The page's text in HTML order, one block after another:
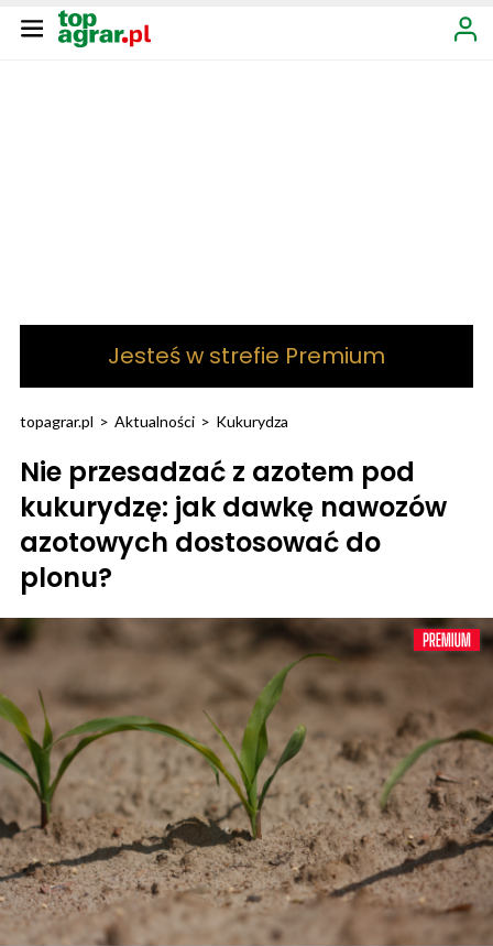
Jesteś w strefie Premium
topagrar.pl > Aktualności > Kukurydza
Nie przesadzać z azotem pod
kukurydzę: jak dawkę nawozów
azotowych dostosować do
plonu?